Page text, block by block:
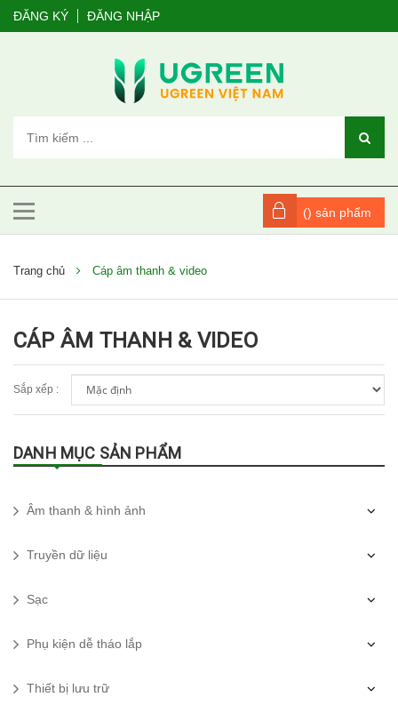
ĐĂNG KÝ ĐĂNG NHẬP
() sản phẩm
Trang chủ Cáp âm thanh & video
CÁP ÂM THANH & VIDEO
Sắp xếp :
DANH MỤC SẢN PHẨM
Âm thanh & hình ảnh
Truyền dữ liệu
Sạc
Phụ kiện dễ tháo lắp
Thiết bị lưu trữ